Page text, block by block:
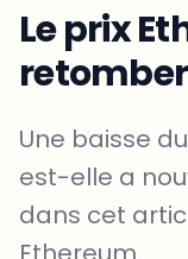
Le prix
retomber
Une baisse
est-elle a
dans cet